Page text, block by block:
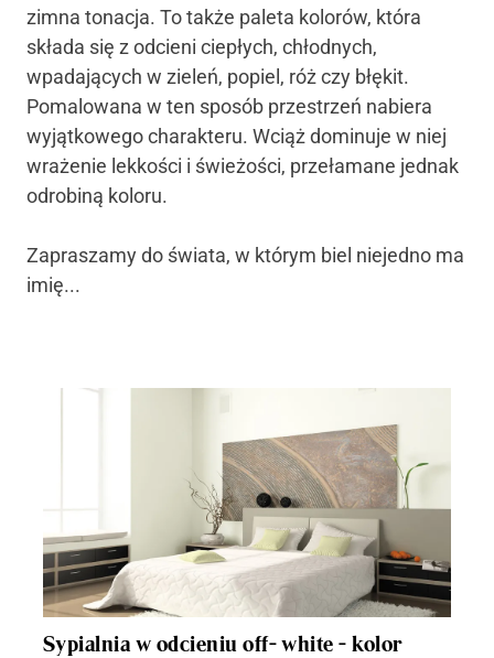
zimna tonacja. To także paleta kolorów, która
składa się z odcieni ciepłych, chłodnych,
wpadających w zieleń, popiel, róż czy błękit.
Pomalowana w ten sposób przestrzeń nabiera
wyjątkowego charakteru. Wciąż dominuje w niej
wrażenie lekkości i świeżości, przełamane jednak
odrobiną koloru.
Zapraszamy do świata, w którym biel niejedno ma
imię...
Sypialnia w odcieniu off- white - kolor